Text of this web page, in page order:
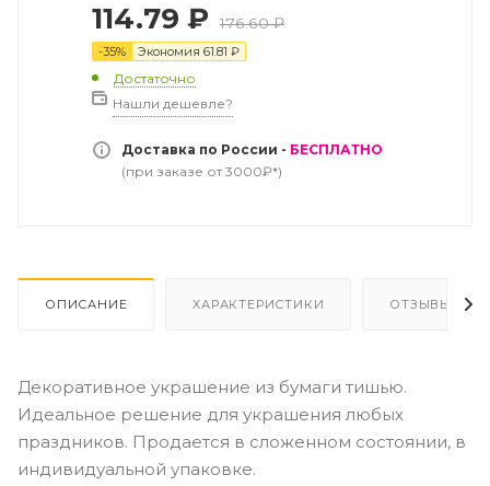
114.79 ₽ 176.60₽
-35% Экономия 61.81 ₽
Достаточно
Нашли дешевле?
Доставка по России - БЕСПЛАТНО
(при заказе от 3000₽*)
ОПИСАНИЕ ХАРАКТЕРИСТИКИ ОТЗЫВЫ
Декоративное украшение из бумаги тишью.
Идеальное решение для украшения любых
праздников. Продается в сложенном состоянии, в
индивидуальной упаковке.